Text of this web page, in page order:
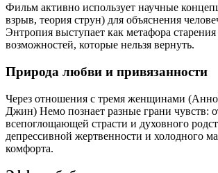
Фильм активно использует научные
взрыв, теория струн) для объяснения
Энтропия выступает как метафора
возможностей, которые нельзя вернуть.
Природа любви и привязанности
Через отношения с тремя женщинами
Джин) Немо познает разные грани чувств:
всепоглощающей страсти и духовного
депрессивной жертвенности и холодного
комфорта.